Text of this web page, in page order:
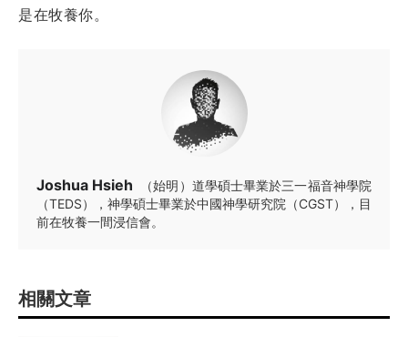
是在牧養你。
Joshua Hsieh
（始明）道學碩士畢業於三一福音神學院
（TEDS），神學碩士畢業於中國神學研究院（CGST），目
前在牧養一間浸信會。
相關文章